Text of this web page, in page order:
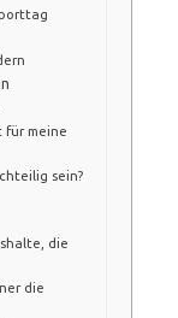
für meine
sein?
die
die